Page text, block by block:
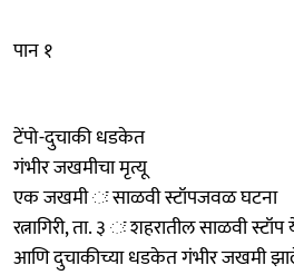
पान १
टेंपो-दुचाकी धडकेत
गंभीर जखमीचा मृत्यू
एक जखमी ः साळवी स्टॉपजवळ घटना
रत्नागिरी, ता. ३ ः शहरातील साळवी
आणि दुचाकीच्या धडकेत गंभीर जखमी